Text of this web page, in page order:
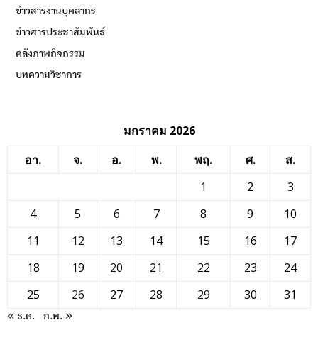
ข่าวสารงานบุคลากร
ข่าวสารประชาสัมพันธ์
คลังภาพกิจกรรม
บทความวิชาการ
มกราคม 2026
อา.
จ. อ. พ. พฤ. ศ.
ส.
1
2
3
4
5 6 7 8 9
10
11
12 13 14 15 16
17
18
19 20 21 22 23
24
25
26 27 28 29 30 31
« ธ.ค. ก.พ. »